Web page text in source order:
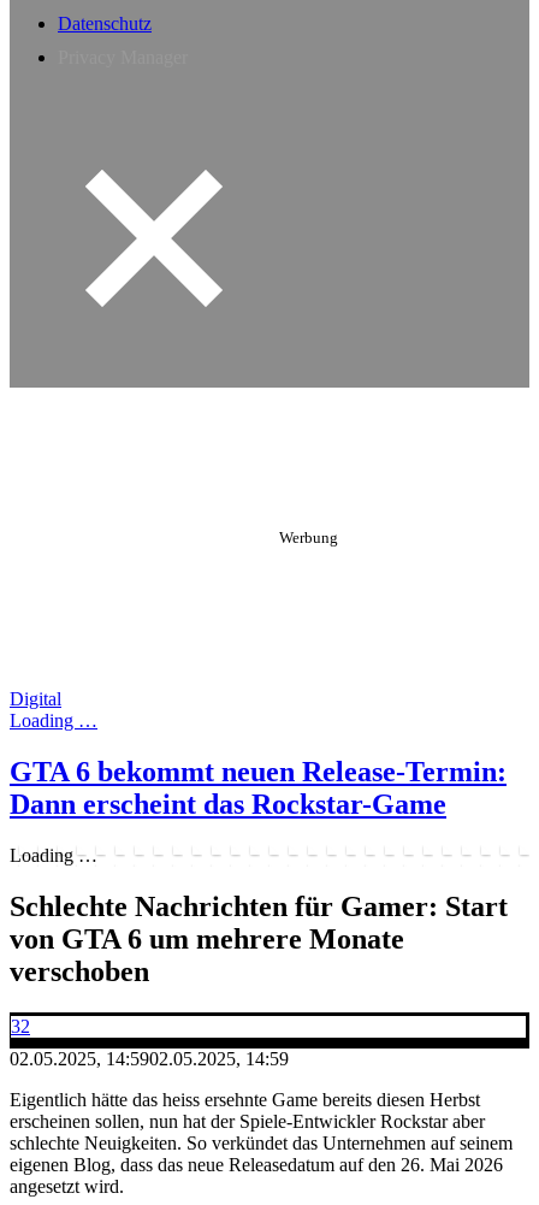
Datenschutz
Digital
Loading …
GTA 6 bekommt neuen Release-Termin:
Dann erscheint das Rockstar-Game
Loading …
Schlechte Nachrichten für Gamer: Start
von GTA 6 um mehrere Monate
verschoben
32
02.05.2025, 14:5902.05.2025, 14:59
Eigentlich hätte das heiss ersehnte Game bereits diesen Herbst
erscheinen sollen, nun hat der Spiele-Entwickler Rockstar aber
schlechte Neuigkeiten. So verkündet das Unternehmen auf seinem
eigenen Blog, dass das neue Releasedatum auf den 26. Mai 2026
angesetzt wird.